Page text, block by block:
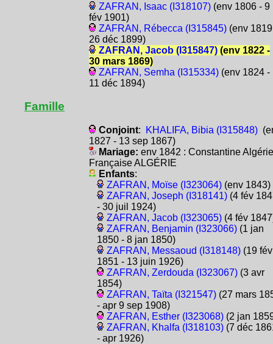
ZAFRAN, Isaac (I318107)(env 1806 - 9
fév 1901)
ZAFRAN, Rébecca (I315845)(env
26 déc 1899)
ZAFRAN, Jacob (I315847)(env 1822 -
30 mars 1869)
ZAFRAN, Semha (I315334)(env 1824 -
11 déc 1894)
Famille
Conjoint: KHALIFA, Bibia (I315848)
1827 - 13 sep 1867)
Mariage: env 1842 : Constantine Algérie
Française ALGÉRIE
Enfants:
ZAFRAN, Moïse (I323064)(env 1843)
ZAFRAN, Joseph (I318141)(4 fév
- 30 juil 1924)
ZAFRAN, Jacob (I323065)(4 fév
ZAFRAN, Benjamin (I323066)(1 jan
1850 - 8 jan 1850)
ZAFRAN, Messaoud (I318148)(19 fév
1851 - 13 juin 1926)
ZAFRAN, Zerdouda (I323067)(3 avr
1854)
ZAFRAN, Taïta (I321547)(27 mars
- apr 9 sep 1908)
ZAFRAN, Esther (I323068)(2 jan
ZAFRAN, Khalfa (I318103)(7 déc
- apr 1926)